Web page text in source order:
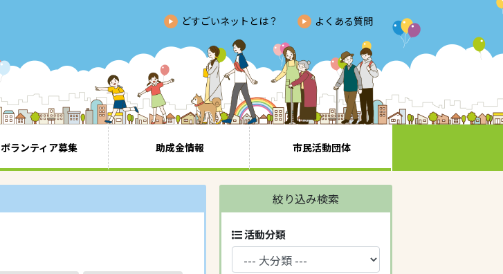
どすごいネットとは？ よくある質問
ボランティア募集 助成金情報 市民活動団体
絞り込み検索
活動分類